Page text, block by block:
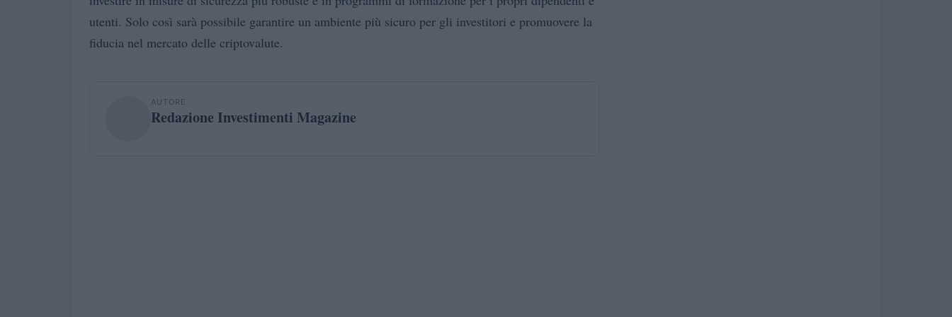
utenti. Solo così sarà possibile garantire un ambiente più sicuro per gli investitori e promuovere la
fiducia nel mercato delle criptovalute.
AUTORE
Redazione Investimenti Magazine